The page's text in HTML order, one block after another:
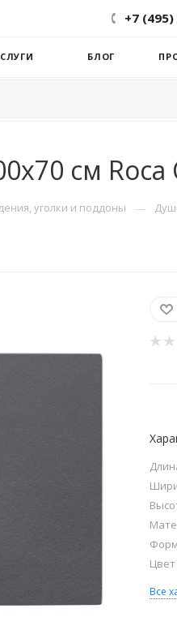
+7
БЛОГ
см Roca
уголки и поддоны —
Цвет
Все